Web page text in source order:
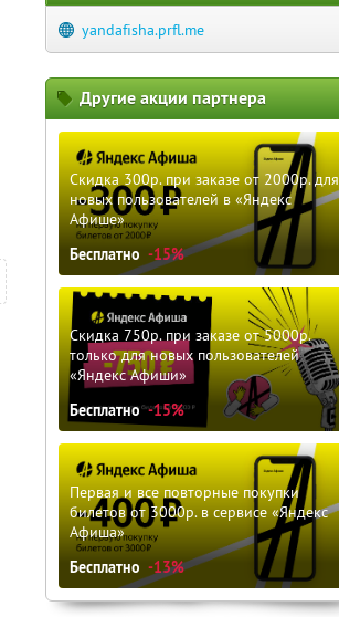
yandafisha.prfl.me
Другие акции партнера
Скидка 300р. при заказе от 2000р. для
новых пользователей в «Яндекс
Афише»
Бесплатно -15%
Скидка 750р. при заказе от 5000р.
только для новых пользователей
«Яндекс Афиши»
Бесплатно -15%
Первая и все повторные покупки
билетов от 3000р. в сервисе «Яндекс
Афиша»
Бесплатно -13%